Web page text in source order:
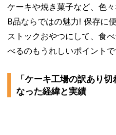
ケーキや焼き菓子など、色
B品ならではの魅力! 保存に
ストックおやつにして、食
べるのもうれしいポイントで
「ケーキ工場の訳あり
なった経緯と実績